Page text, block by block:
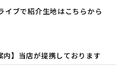
イブで紹介生地はこちらから
内】当店が提携しております
、8月1日より、送料を改定さ